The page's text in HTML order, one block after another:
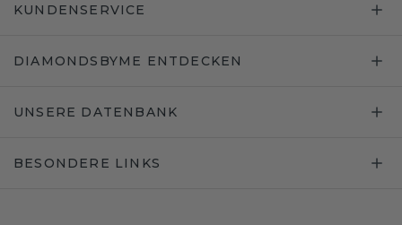
KUNDENSERVICE
DIAMONDSBYME ENTDECKEN
UNSERE DATENBANK
BESONDERE LINKS